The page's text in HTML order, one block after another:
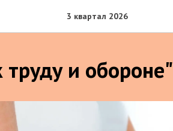
3 квартал 2026
и обороне"